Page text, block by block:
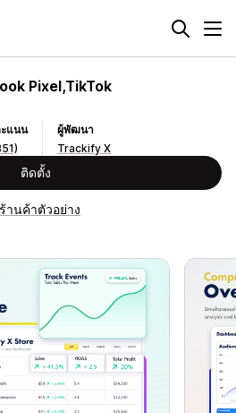
Pixel,TikTok
แนน
ผู้พัฒนา
Trackify X
ติดตั้ง
านค้าตัวอย่าง